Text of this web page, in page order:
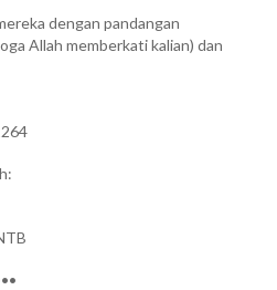
dengan pandangan
Allah memberkati kalian) dan